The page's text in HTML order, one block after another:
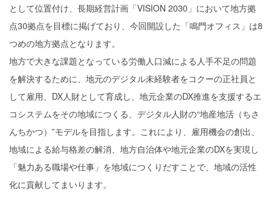
として位置付け、長期経営計画「VISION 2030」において地方拠
点30拠点を目標に掲げており、今回開設した「鳴門オフィス」は8
つめの地方拠点となります。
地方で大きな課題となっている労働人口減による人手不足の問題
を解決するために、地元のデジタル未経験者をコクーの正社員と
して雇用、DX人財として育成し、地元企業のDX推進を支援するエ
コシステムをその地域につくる、デジタル人財の“地産地活（ちさ
んちかつ）”モデルを目指します。これにより、雇用機会の創出、
地域による給与格差の解消、地方自治体や地元企業のDXを実現し
「魅力ある職場や仕事」を地域につくりだすことで、地域の活性
化に貢献してまいります。